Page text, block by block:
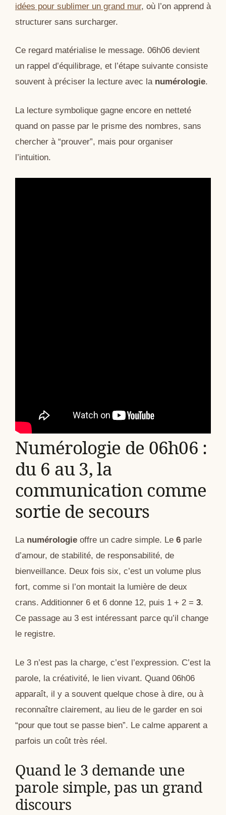
idées pour sublimer un grand mur, où l’on apprend à
structurer sans surcharger.
Ce regard matérialise le message. 06h06 devient
un rappel d’équilibrage, et l’étape suivante consiste
souvent à préciser la lecture avec la numérologie.
La lecture symbolique gagne encore en netteté
quand on passe par le prisme des nombres, sans
chercher à “prouver”, mais pour organiser
l’intuition.
Numérologie de 06h06 :
du 6 au 3, la
communication comme
sortie de secours
La numérologie offre un cadre simple. Le 6 parle
d’amour, de stabilité, de responsabilité, de
bienveillance. Deux fois six, c’est un volume plus
fort, comme si l’on montait la lumière de deux
crans. Additionner 6 et 6 donne 12, puis 1 + 2 = 3.
Ce passage au 3 est intéressant parce qu’il change
le registre.
Le 3 n’est pas la charge, c’est l’expression. C’est la
parole, la créativité, le lien vivant. Quand 06h06
apparaît, il y a souvent quelque chose à dire, ou à
reconnaître clairement, au lieu de le garder en soi
“pour que tout se passe bien”. Le calme apparent a
parfois un coût très réel.
Quand le 3 demande une
parole simple, pas un grand
discours